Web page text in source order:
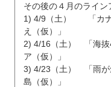
その後の４月のライン
1) 4/9（土） 「カナ
え（仮）」
2) 4/16（土） 「海抜
ア（仮）」
3) 4/23（土） 「雨が
島（仮）」